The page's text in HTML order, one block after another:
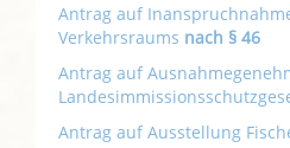
Antrag auf
Verkehrsraums nach § 46
Antrag auf
Antrag auf Ausstellung